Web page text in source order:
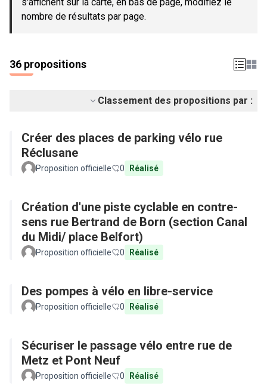
nombre de résultats par page.
36 propositions
Classement des propositions par :
Créer des places de parking vélo rue
Réclusane
Proposition officielle 0 Réalisé
Création d'une piste cyclable en contre-
sens rue Bertrand de Born (section Canal
du Midi/ place Belfort)
Proposition officielle 0 Réalisé
Des pompes à vélo en libre-service
Proposition officielle 0 Réalisé
Sécuriser le passage vélo entre rue de
Metz et Pont Neuf
Proposition officielle 0 Réalisé